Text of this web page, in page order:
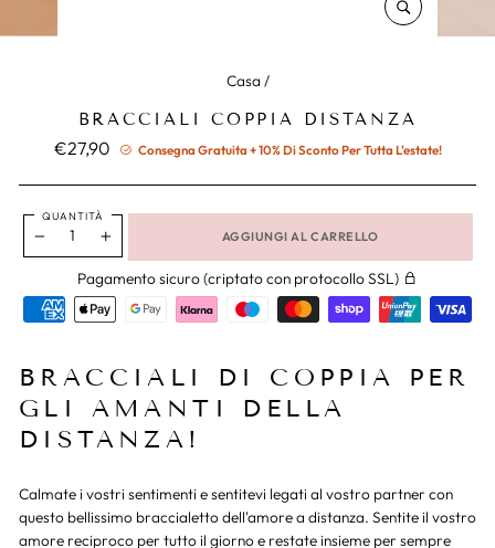
(ESC)
Casa /
BRACCIALI COPPIA DISTANZA
€27,90 Prezzo
Consegna Gratuita + 10% Di Sconto Per Tutta L'estate!
QUANTITÀ
+
AGGIUNGI AL CARRELLO
Pagamento sicuro (criptato con protocollo SSL)
BRACCIALI DI COPPIA PER
GLI AMANTI DELLA
DISTANZA!
Calmate i vostri sentimenti e sentitevi legati al vostro partner con
questo bellissimo braccialetto dell'amore a distanza. Sentite il vostro
amore reciproco per tutto il giorno e restate insieme per sempre